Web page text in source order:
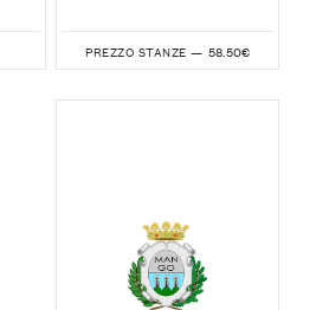
PREZZO STANZE — 58.50€